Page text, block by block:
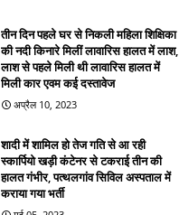
तीन दिन पहले घर से निकली महिला शिक्षिका
की नदी किनारे मिलीं लावारिस हालत में लाश,
लाश से पहले मिली थी लावारिस हालत में
मिली कार एवम कई दस्तावेज
अप्रैल 10, 2023
शादी में शामिल हो तेज गति से आ रही
स्कार्पियो खड़ी कंटेनर से टकराई तीन की
हालत गंभीर, पत्थलगांव सिविल अस्पताल में
कराया गया भर्ती